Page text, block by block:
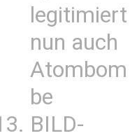
legitimiert
nun auch
Atombom
be
BILD-